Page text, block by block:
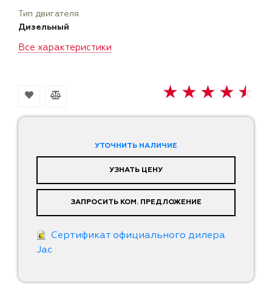
УТОЧНИТЬ НАЛИЧИЕ
УЗНАТЬ ЦЕНУ
ЗАПРОСИТЬ КОМ. ПРЕДЛОЖЕНИЕ
Сертификат официального дилера
Jac
Все характеристики
Тип двигателя
Дизельный